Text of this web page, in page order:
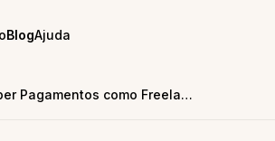
BlogAjuda
Como Receber Pagamentos como Freelancer: Transferência, MB Way, PayPal e o Resto